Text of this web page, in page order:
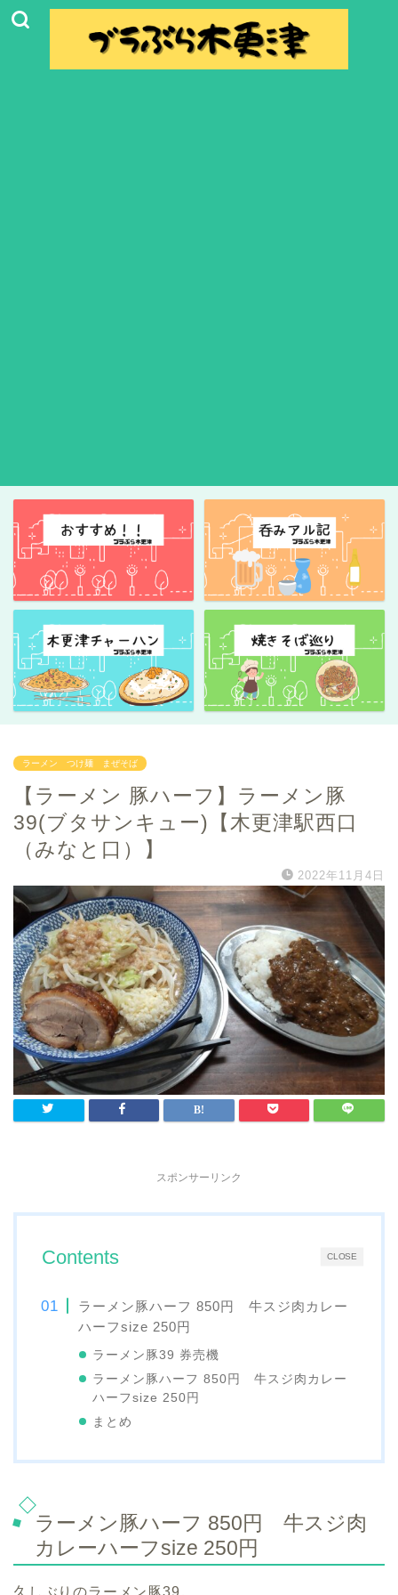
ラーメン つけ麺 まぜそば
【ラーメン 豚ハーフ】ラーメン豚
39(ブタサンキュー)【木更津駅西口
（みなと口）】
2022年11月4日
スポンサーリンク
CLOSE
Contents
ラーメン豚ハーフ 850円 牛スジ肉カレー
ハーフsize 250円
ラーメン豚39 券売機
ラーメン豚ハーフ 850円 牛スジ肉カレー
ハーフsize 250円
まとめ
ラーメン豚ハーフ 850円 牛スジ肉
カレーハーフsize 250円